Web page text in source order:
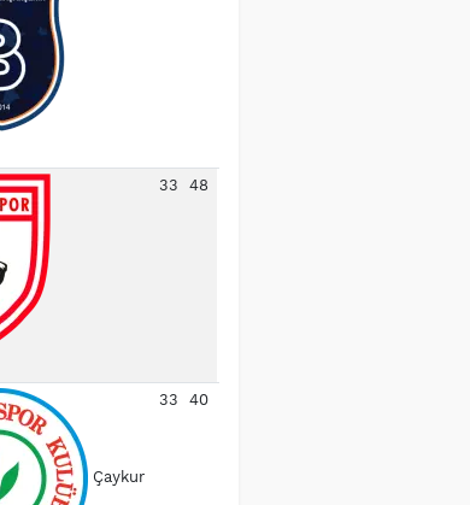
33 48
Çaykur
33 40